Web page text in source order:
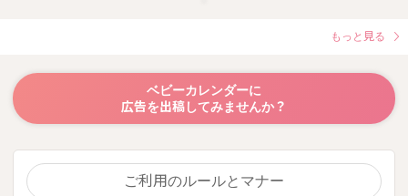
もっと見る
ベビーカレンダーに
広告を出稿してみませんか？
ご利用のルールとマナー